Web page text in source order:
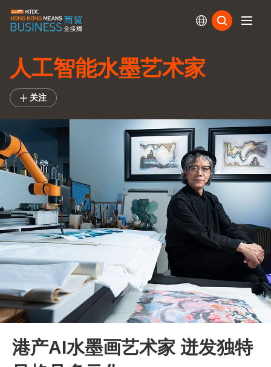
人工智能水墨艺术家
关注
港产AI水墨画艺术家 迸发独特